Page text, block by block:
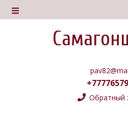
Обратный